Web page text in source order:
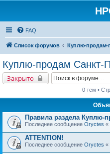
FAQ
Список форумов Куплю-продам-
Куплю-продам Санкт-
Закрыто
0 тем •
Правила раздела Куплю-
Последнее сообщение Oryctes «
ATTENTION!
Последнее сообщение Oryctes «